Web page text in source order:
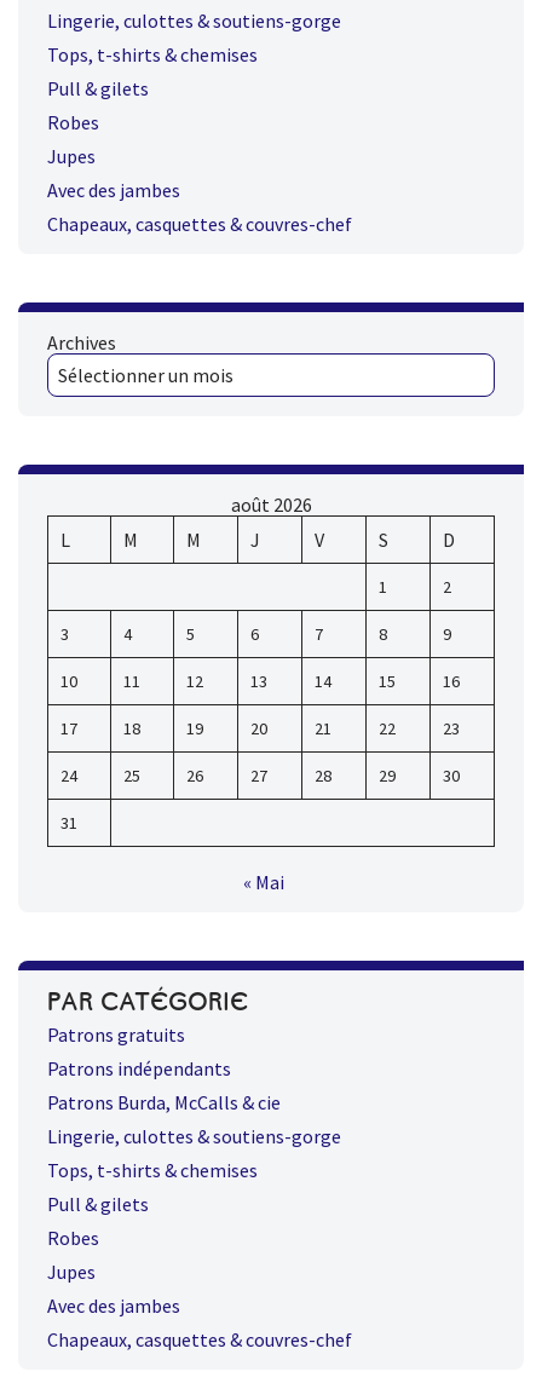
Lingerie, culottes & soutiens-gorge
Tops, t-shirts & chemises
Pull & gilets
Robes
Jupes
Avec des jambes
Chapeaux, casquettes & couvres-chef
Archives
août 2026
L
M M J V S D
1 2
3 4 5 6 7 8 9
10 11 12 13 14 15 16
17 18 19 20 21 22 23
24 25 26 27 28 29 30
31
« Mai
PAR CATÉGORIE
Patrons gratuits
Patrons indépendants
Patrons Burda, McCalls & cie
Lingerie, culottes & soutiens-gorge
Tops, t-shirts & chemises
Pull & gilets
Robes
Jupes
Avec des jambes
Chapeaux, casquettes & couvres-chef